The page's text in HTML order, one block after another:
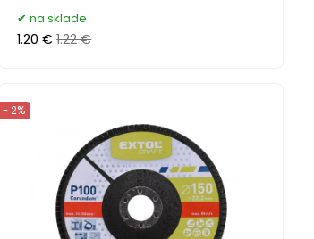
na sklade
1.20 € 1.22 €
- 2%